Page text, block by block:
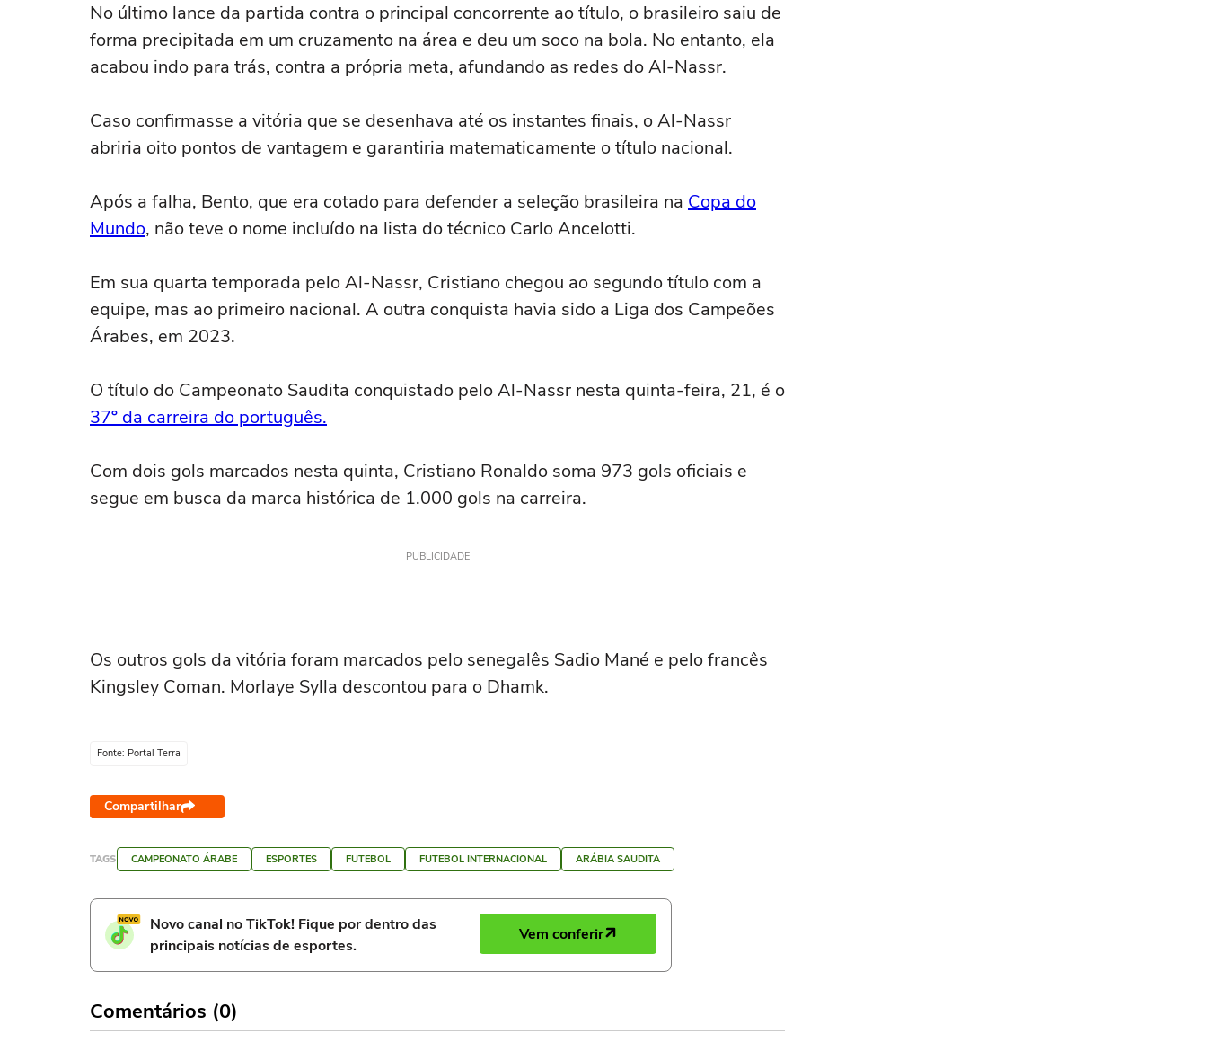
No último lance da partida contra o principal concorrente ao título, o brasileiro saiu de
forma precipitada em um cruzamento na área e deu um soco na bola. No entanto, ela
acabou indo para trás, contra a própria meta, afundando as redes do Al-Nassr.
Caso confirmasse a vitória que se desenhava até os instantes finais, o Al-Nassr
abriria oito pontos de vantagem e garantiria matematicamente o título nacional.
Após a falha, Bento, que era cotado para defender a seleção brasileira na Copa do
Mundo, não teve o nome incluído na lista do técnico Carlo Ancelotti.
Em sua quarta temporada pelo Al-Nassr, Cristiano chegou ao segundo título com a
equipe, mas ao primeiro nacional. A outra conquista havia sido a Liga dos Campeões
Árabes, em 2023.
O título do Campeonato Saudita conquistado pelo Al-Nassr nesta quinta-feira, 21, é o
37º da carreira do português.
Com dois gols marcados nesta quinta, Cristiano Ronaldo soma 973 gols oficiais e
segue em busca da marca histórica de 1.000 gols na carreira.
PUBLICIDADE
Os outros gols da vitória foram marcados pelo senegalês Sadio Mané e pelo francês
Kingsley Coman. Morlaye Sylla descontou para o Dhamk.
Fonte: Portal Terra
Compartilhar
TAGS CAMPEONATO ÁRABE ESPORTES FUTEBOL FUTEBOL INTERNACIONAL ARÁBIA SAUDITA
Novo canal no TikTok! Fique por dentro das
principais notícias de esportes.
Vem conferir
Comentários (0)